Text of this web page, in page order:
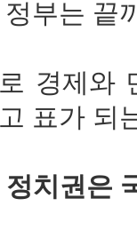
정부는 끝
경제와
표가 되
정치권은